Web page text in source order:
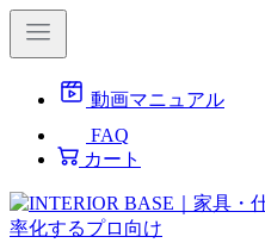
動画マニュアル
FAQ
カート